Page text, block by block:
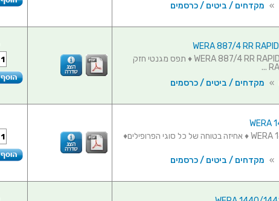
» מקדחים / ביטים / כרסמים
תפס לביטים - WERA 887/4 RR RAPIDAPTOR - 87MM ♦ תפס מגנטי חזק
» מקדחים / ביטים / כרסמים
תופס ברגים אוניברסלי - WERA 1441 SB ♦ אחיזה בטוחה של כל סוגי הפרופילים♦
» מקדחים / ביטים / כרסמים